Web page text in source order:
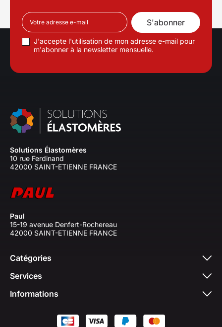
J'accepte l'utilisation de mon adresse e-mail pour
m'abonner à la newsletter mensuelle.
Solutions Élastomères
10 rue Ferdinand
42000 SAINT-ETIENNE FRANCE
Paul
15-19 avenue Denfert-Rochereau
42000 SAINT-ETIENNE FRANCE
Catégories
Services
Informations